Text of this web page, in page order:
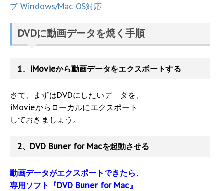
ブ Windows/Mac OS対応
DVDに動画データを焼く手順
1、iMovieから動画データをエクスポートする
さて、まずはDVDにしたいデータを、
iMovieからローカルにエクスポート
しておきましょう。
2、DVD Buner for Macを起動させる
動画データがエクスポートできたら、
専用ソフト『DVD Buner for Mac』